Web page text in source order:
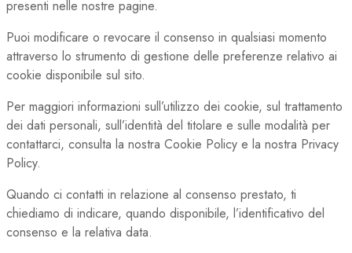
presenti nelle nostre pagine.
Puoi modificare o revocare il consenso in qualsiasi momento
attraverso lo strumento di gestione delle preferenze relativo ai
cookie disponibile sul sito.
Per maggiori informazioni sull’utilizzo dei cookie, sul trattamento
dei dati personali, sull’identità del titolare e sulle modalità per
contattarci, consulta la nostra Cookie Policy e la nostra Privacy
Policy.
Quando ci contatti in relazione al consenso prestato, ti
chiediamo di indicare, quando disponibile, l’identificativo del
consenso e la relativa data.